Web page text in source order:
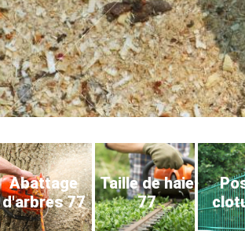
Abattage
d'arbres 77
Taille de haie
77